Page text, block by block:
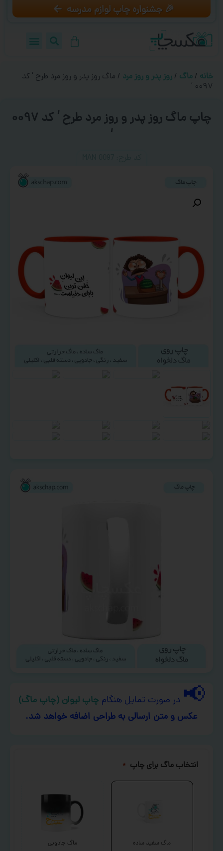
🎉 جشنواره چاپ لوازم مدرسه
خانه / ماگ / روز پدر و روز مرد / ماگ روز پدر و روز مرد طرح ‘ کد
۰۰۹۷ ‘
چاپ ماگ روز پدر و روز مرد طرح ‘ کد ۰۰۹۷
‘
📢 در صورت تمایل هنگام چاپ لیوان (چاپ ماگ)
عکس و متن ارسالی به طراحی اضافه خواهد شد.
انتخاب ماگ برای چاپ *
ماگ سفید ساده ماگ جادویی